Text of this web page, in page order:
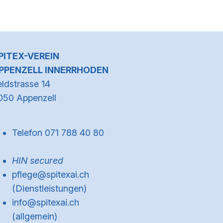
VEREIN
INNERRHODEN
14
Appenzell
Telefon 071 788 40 80
HIN secured
pflege@spitexai.ch
(Dienstleistungen)
info@spitexai.ch
(allgemein)